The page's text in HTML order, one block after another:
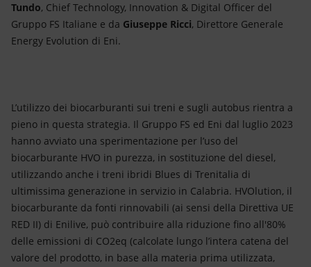
Tundo, Chief Technology, Innovation & Digital Officer del
Gruppo FS Italiane e da Giuseppe Ricci, Direttore Generale
Energy Evolution di Eni.
L’utilizzo dei biocarburanti sui treni e sugli autobus rientra a
pieno in questa strategia. Il Gruppo FS ed Eni dal luglio 2023
hanno avviato una sperimentazione per l’uso del
biocarburante HVO in purezza, in sostituzione del diesel,
utilizzando anche i treni ibridi Blues di Trenitalia di
ultimissima generazione in servizio in Calabria. HVOlution, il
biocarburante da fonti rinnovabili (ai sensi della Direttiva UE
RED II) di Enilive, può contribuire alla riduzione fino all'80%
delle emissioni di CO2eq (calcolate lungo l’intera catena del
valore del prodotto, in base alla materia prima utilizzata,